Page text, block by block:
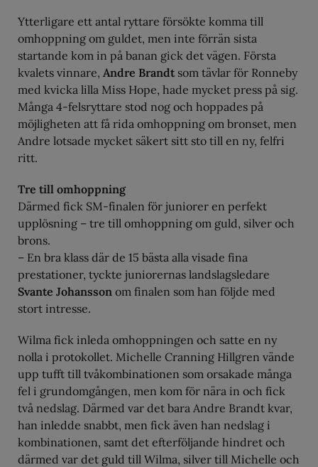
Ytterligare ett antal ryttare försökte komma till
omhoppning om guldet, men inte förrän sista
startande kom in på banan gick det vägen. Första
kvalets vinnare, Andre Brandtsom tävlar för Ronneby
med kvicka lilla Miss Hope, hade mycket press på sig.
Många 4-felsryttare stod nog och hoppades på
möjligheten att få rida omhoppning om bronset, men
Andre lotsade mycket säkert sitt sto till en ny, felfri
ritt.
Tre till omhoppning
Därmed fick SM-finalen för juniorer en perfekt
upplösning – tre till omhoppning om guld, silver och
brons.
– En bra klass där de 15 bästa alla visade fina
prestationer, tyckte juniorernas landslagsledare
Svante Johansson om finalen som han följde med
stort intresse.
Wilma fick inleda omhoppningen och satte en ny
nolla i protokollet. Michelle Cranning Hillgren vände
upp tufft till tvåkombinationen som orsakade många
fel i grundomgången, men kom för nära in och fick
två nedslag. Därmed var det bara Andre Brandt kvar,
han inledde snabbt, men fick även han nedslag i
kombinationen, samt det efterföljande hindret och
därmed var det guld till Wilma, silver till Michelle och